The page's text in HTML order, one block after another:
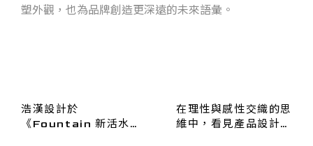
塑外觀，也為品牌創造更深遠的未來語彙。
浩漢設計於
《Fountain 新活水》
在理性與感性交織的思
維中，看見產品設計的